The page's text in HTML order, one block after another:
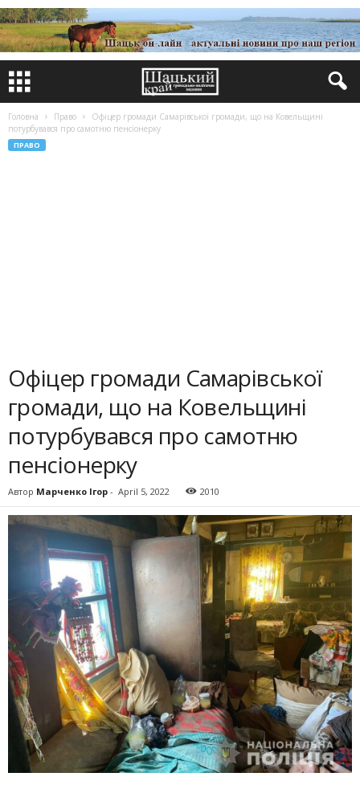
Головна Право
Офіцер громади Самарівської громади, що на Ковельщині
потурбувався про самотню пенсіонерку
ПРАВО
Офіцер громади Самарівської
громади, що на Ковельщині
потурбувався про самотню
пенсіонерку
Автор Марченко Ігор - April 5, 2022 2010